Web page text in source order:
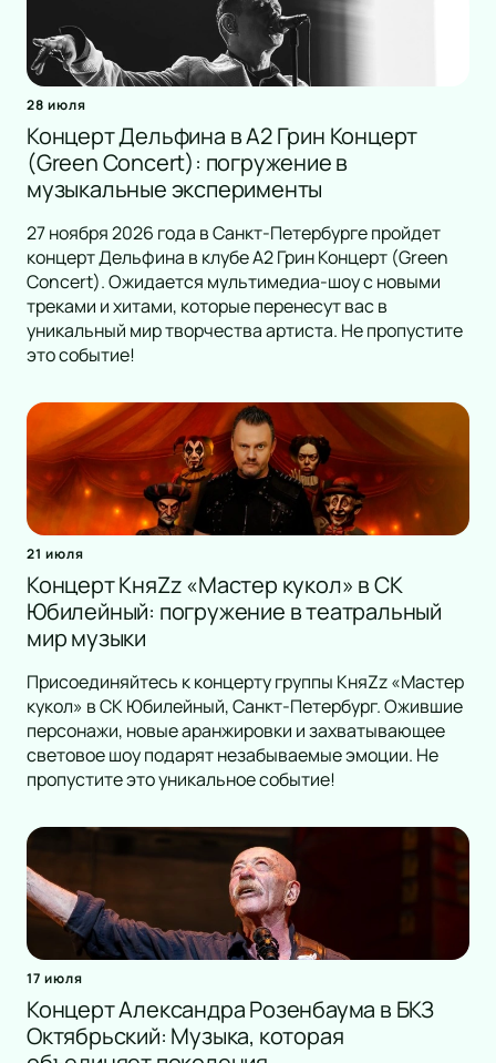
28 июля
Концерт Дельфина в А2 Грин Концерт
(Green Concert): погружение в
музыкальные эксперименты
27 ноября 2026 года в Санкт-Петербурге пройдет
концерт Дельфина в клубе А2 Грин Концерт (Green
Concert). Ожидается мультимедиа-шоу с новыми
треками и хитами, которые перенесут вас в
уникальный мир творчества артиста. Не пропустите
это событие!
21 июля
Концерт КняZz «Мастер кукол» в СК
Юбилейный: погружение в театральный
мир музыки
Присоединяйтесь к концерту группы КняZz «Мастер
кукол» в СК Юбилейный, Санкт-Петербург. Ожившие
персонажи, новые аранжировки и захватывающее
световое шоу подарят незабываемые эмоции. Не
пропустите это уникальное событие!
17 июля
Концерт Александра Розенбаума в БКЗ
Октябрьский: Музыка, которая